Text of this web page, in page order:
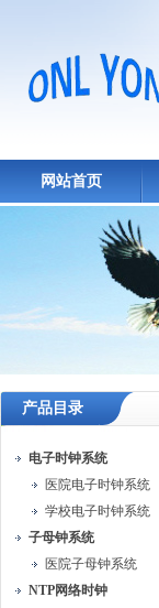
网站首页
产品目录
电子时钟系统
医院电子时钟系统
学校电子时钟系统
子母钟系统
医院子母钟系统
NTP网络时钟